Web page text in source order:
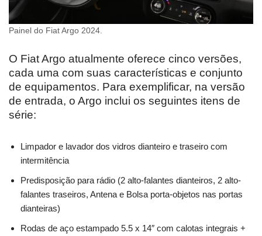
Painel do Fiat Argo 2024.
O Fiat Argo atualmente oferece cinco versões,
cada uma com suas características e conjunto
de equipamentos. Para exemplificar, na versão
de entrada, o Argo inclui os seguintes itens de
série:
Limpador e lavador dos vidros dianteiro e traseiro com
intermitência
Predisposição para rádio (2 alto-falantes dianteiros, 2 alto-
falantes traseiros, Antena e Bolsa porta-objetos nas portas
dianteiras)
Rodas de aço estampado 5.5 x 14″ com calotas integrais +